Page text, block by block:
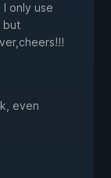
only use
but
even